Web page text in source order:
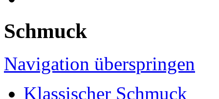
Schmuck
Navigation überspringen
Klassischer Schmuck